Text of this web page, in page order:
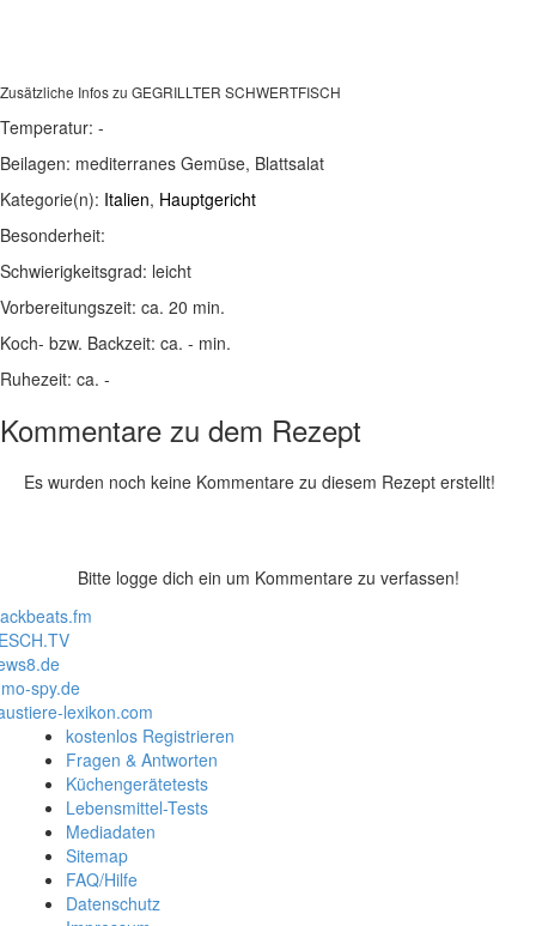
Zusätzliche Infos zu GEGRILLTER SCHWERTFISCH
Temperatur: -
Beilagen: mediterranes Gemüse, Blattsalat
Kategorie(n): Italien, Hauptgericht
Besonderheit:
Schwierigkeitsgrad: leicht
Vorbereitungszeit: ca. 20 min.
Koch- bzw. Backzeit: ca. - min.
Ruhezeit: ca. -
Kommentare zu dem Rezept
Es wurden noch keine Kommentare zu diesem Rezept erstellt!
Bitte logge dich ein um Kommentare zu verfassen!
spy.de
lexikon.com
kostenlos Registrieren
Fragen & Antworten
Küchengerätetests
Lebensmittel-Tests
Mediadaten
Sitemap
FAQ/Hilfe
Datenschutz